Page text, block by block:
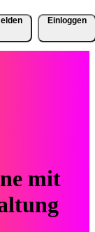
Einloggen
mit